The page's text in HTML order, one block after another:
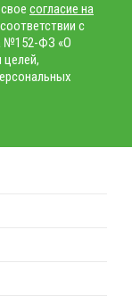
согласие на
с
№152-ФЗ «О
целей,